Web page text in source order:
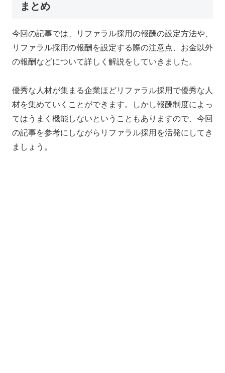
まとめ
今回の記事では、リファラル採用の報酬の設定方法や、
リファラル採用の報酬を設定する際の注意点、お金以外
の報酬などについて詳しく解説をしていきました。
優秀な人材が集まる企業ほどリファラル採用で優秀な人
材を集めていくことができます。しかし報酬制度によっ
てはうまく機能しないということもありますので、今回
の記事を参考にしながらリファラル採用を活発にしてき
ましょう。